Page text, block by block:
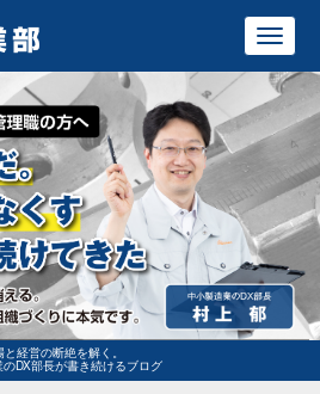
と経営の断絶を解く。
DX部長が書き続けるブログ